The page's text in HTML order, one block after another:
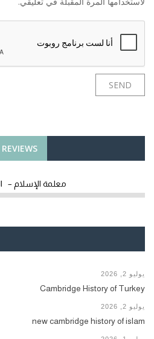
معلمة الإسلام –
يوليو 2, 2026
Cambridge History of Turkey
يوليو 2, 2026
new cambridge history of islam